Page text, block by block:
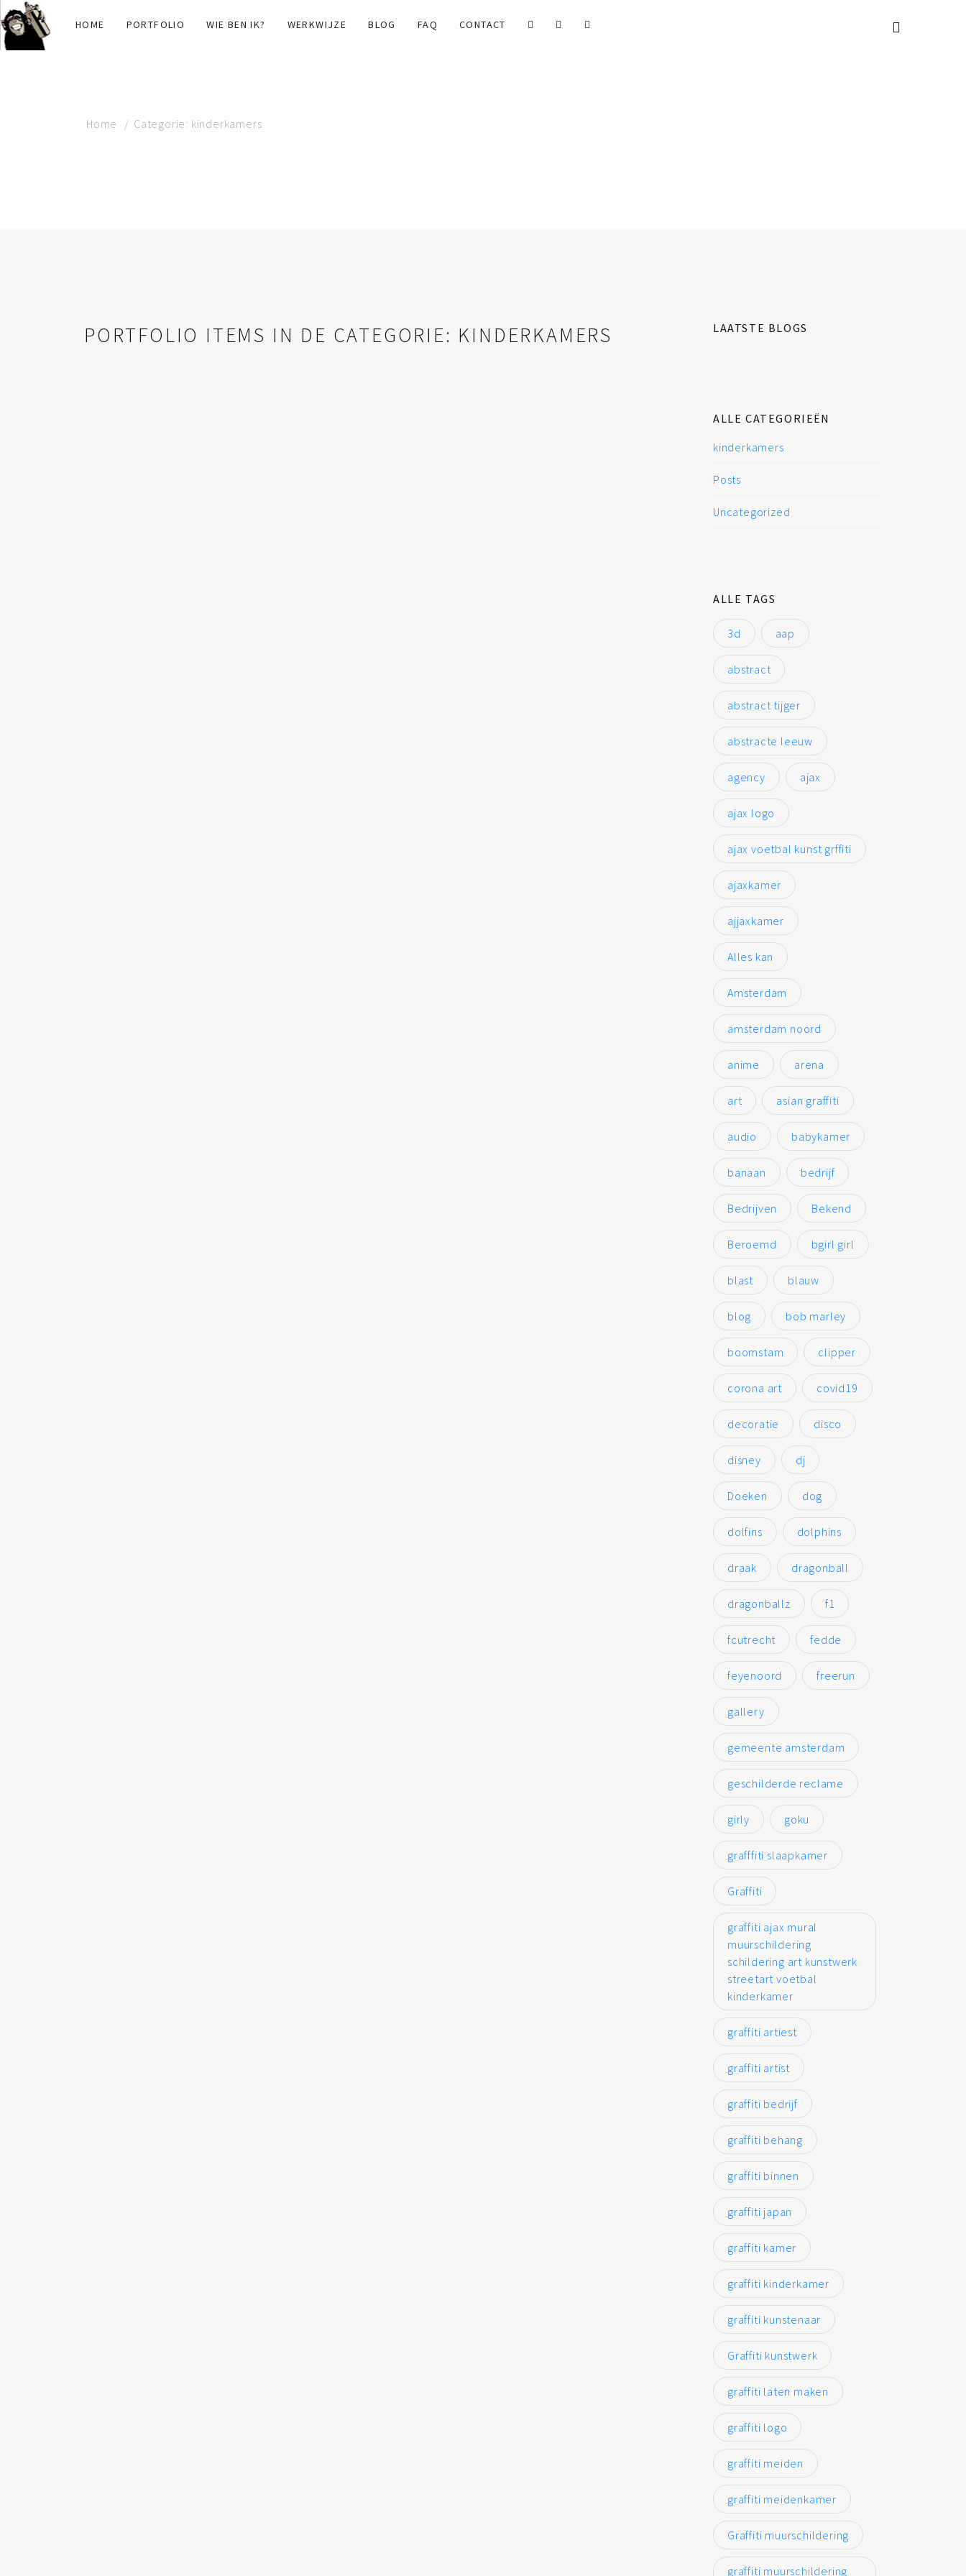
HOME PORTFOLIO WIE BEN IK? WERKWIJZE BLOG FAQ CONTACT
Home Categorie: kinderkamers
PORTFOLIO ITEMS IN DE CATEGORIE: KINDERKAMERS LAATSTE BLOGS
ALLE CATEGORIEËN
kinderkamers
Posts
Uncategorized
ALLE TAGS
3d aap
abstract
abstract tijger
abstracte leeuw
agency ajax
ajax logo
ajax voetbal kunst grffiti
ajaxkamer
ajjaxkamer
Alles kan
Amsterdam
amsterdam noord
anime arena
art asian graffiti
audio babykamer
banaan bedrijf
Bedrijven Bekend
Beroemd bgirl girl
blast blauw
blog bob marley
boomstam clipper
corona art covid19
decoratie disco
disney dj
Doeken dog
dolfins dolphins
draak dragonball
dragonballz f1
fcutrecht fedde
feyenoord freerun
gallery
gemeente amsterdam
geschilderde reclame
girly goku
grafffiti slaapkamer
Graffiti
graffiti ajax mural
muurschildering
schildering art kunstwerk
streetart voetbal
kinderkamer
graffiti artiest
graffiti artist
graffiti bedrijf
graffiti behang
graffiti binnen
graffiti japan
graffiti kamer
graffiti kinderkamer
graffiti kunstenaar
Graffiti kunstwerk
graffiti laten maken
graffiti logo
graffiti meiden
graffiti meidenkamer
Graffiti muurschildering
graffiti muurschildering